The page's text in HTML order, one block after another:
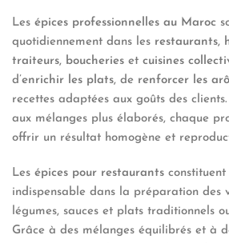
Les épices professionnelles au Maroc
quotidiennement dans les restaurants,
traiteurs, boucheries et cuisines
d’enrichir les plats, de renforcer les
recettes adaptées aux goûts des
aux mélanges plus élaborés, chaque
offrir un résultat homogène et
Les épices pour restaurants
indispensable dans la préparation des
légumes, sauces et plats traditionnels
Grâce à des mélanges équilibrés et à